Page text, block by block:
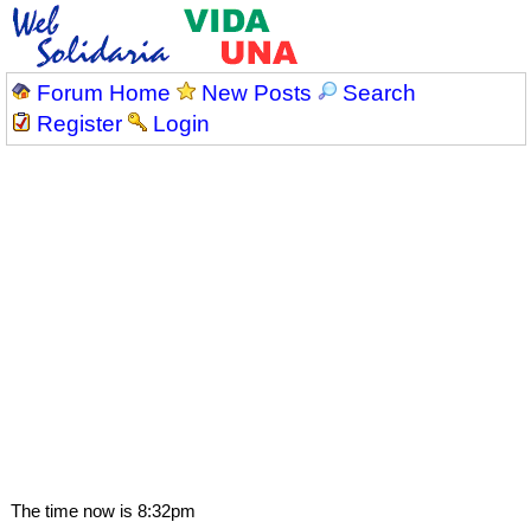
Forum Home New Posts
Search
Register
Login
The time now is 8:32pm